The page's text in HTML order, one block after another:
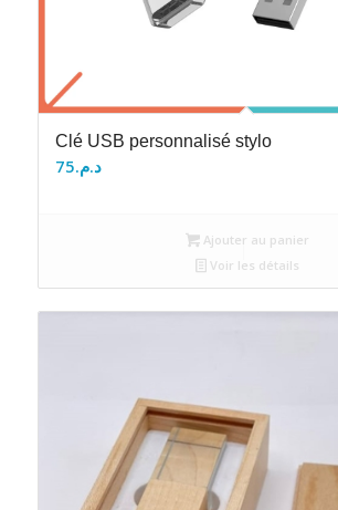
Clé USB personnalisé stylo
د.م.75
Ajouter au panier
Voir les détails